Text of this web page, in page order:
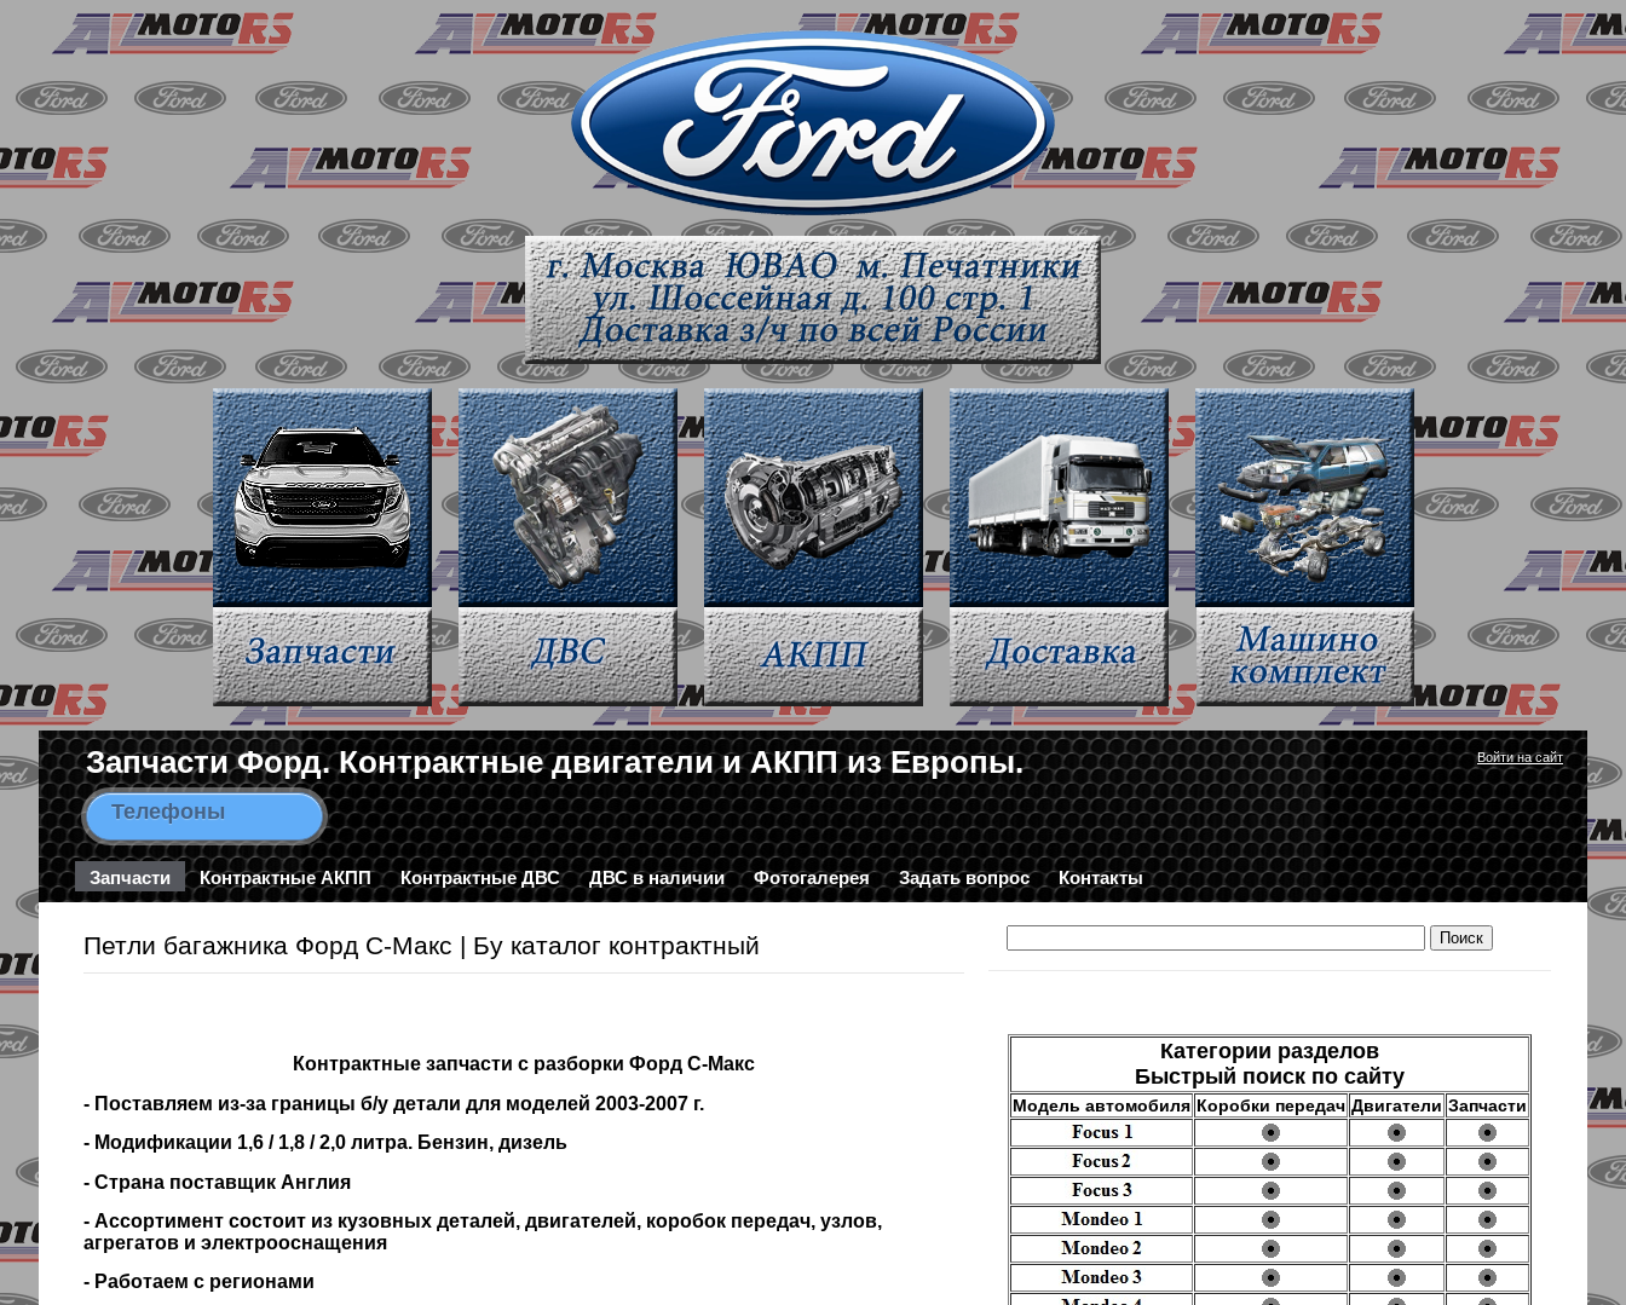
Запчасти Форд. Контрактные двигатели и АКПП из Европы.
Телефоны 8-963-663-46-43 / 8-495-782-34-03
Войти на сайт
Запчасти Контрактные АКПП Контрактные ДВС ДВС в наличии Фотогалерея Задать вопрос Контакты
Петли багажника Форд С-Макс | Бу каталог контрактный
Контрактные запчасти с разборки Форд С-Макс
- Поставляем из-за границы б/у детали для моделей 2003-2007 г.
- Модификации 1,6 / 1,8 / 2,0 литра. Бензин, дизель
- Страна поставщик Англия
- Ассортимент состоит из кузовных деталей, двигателей, коробок передач, узлов,
агрегатов и электрооснащения
- Работаем с регионами
Категории разделов
Быстрый поиск по сайту
Модель автомобиля Коробки передач Двигатели Запчасти